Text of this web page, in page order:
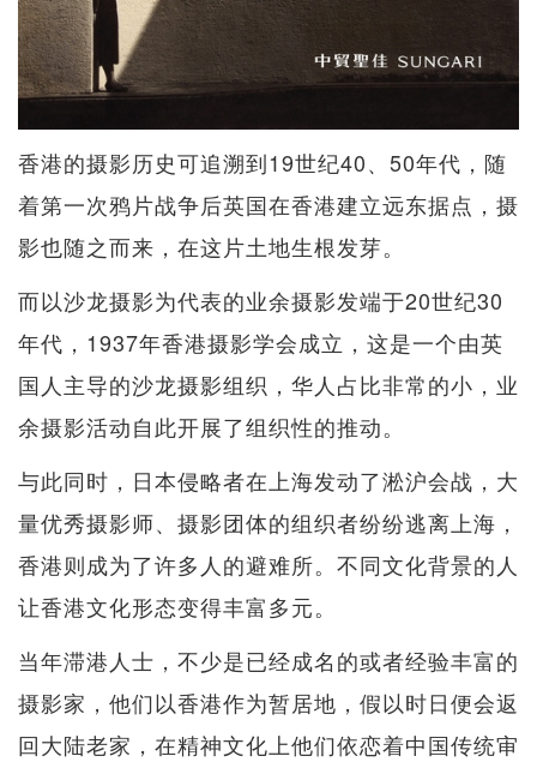
香港的摄影历史可追溯到19世纪40、50年代，随
着第一次鸦片战争后英国在香港建立远东据点，摄
影也随之而来，在这片土地生根发芽。
而以沙龙摄影为代表的业余摄影发端于20世纪30
年代，1937年香港摄影学会成立，这是一个由英
国人主导的沙龙摄影组织，华人占比非常的小，业
余摄影活动自此开展了组织性的推动。
与此同时，日本侵略者在上海发动了淞沪会战，大
量优秀摄影师、摄影团体的组织者纷纷逃离上海，
香港则成为了许多人的避难所。不同文化背景的人
让香港文化形态变得丰富多元。
当年滞港人士，不少是已经成名的或者经验丰富的
摄影家，他们以香港作为暂居地，假以时日便会返
回大陆老家，在精神文化上他们依恋着中国传统审